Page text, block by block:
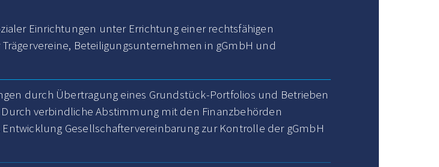
Einrichtungen unter Errichtung einer rechtsfähigen
Beteiligungsunternehmen in gGmbH und
durch Übertragung eines Grundstück-Portfolios und Betrieben
verbindliche Abstimmung mit den Finanzbehörden
Gesellschaftervereinbarung zur Kontrolle der gGmbH